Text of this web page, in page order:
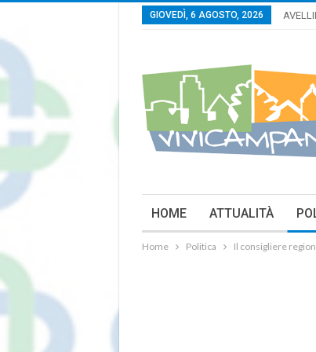
GIOVEDÌ, 6 AGOSTO, 2026
HOME ATTUALITÀ
Home Politica Il consigliere